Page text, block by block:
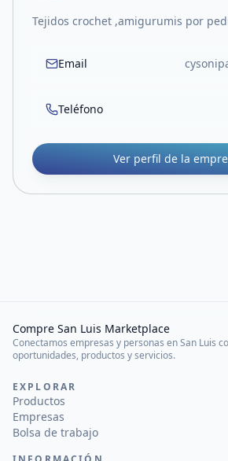
Tejidos crochet ,amigurumis por
Email
Teléfono
Ver perfil de la
Compre San Luis Marketplace
Conectamos empresas y personas en San Luis
oportunidades, productos y servicios.
EXPLORAR
Productos
Empresas
Bolsa de trabajo